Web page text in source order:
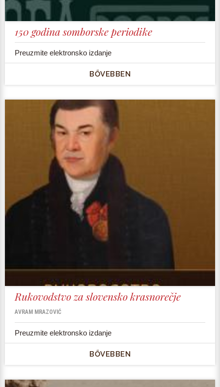
150 godina somborske periodike
Preuzmite elektronsko izdanje
BŐVEBBEN
Rukovodstvo za slovensko krasnorečje
AVRAM MRAZOVIĆ
Preuzmite elektronsko izdanje
BŐVEBBEN